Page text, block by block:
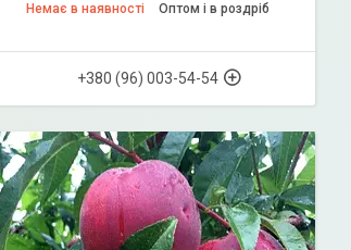
Немає в наявності Оптом і в роздріб
+380 (96) 003-54-54